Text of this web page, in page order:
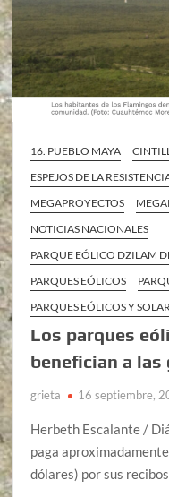
16. PUEBLO MAYA
ESPEJOS DE LA
MEGAPROYECTOS
NOTICIAS NACIONALES
PARQUE EÓLICO DZILAM
PARQUES EÓLICOS
PARQUES EÓLICOS Y
Los parques
benefician a las
grieta 16 septiembre,
Herbeth Escalante /
paga
dólares) por sus